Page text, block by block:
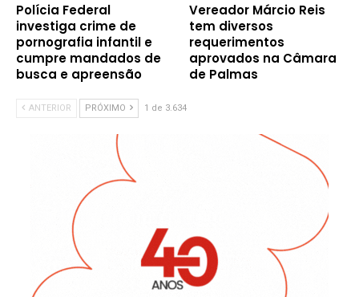
Polícia Federal
investiga crime de
pornografia infantil e
cumpre mandados de
busca e apreensão
Vereador Márcio Reis
tem diversos
requerimentos
aprovados na Câmara
de Palmas
ANTERIOR PRÓXIMO 1 de 3.634